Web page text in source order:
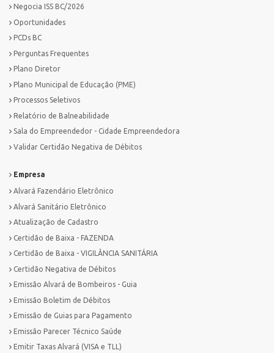
Negocia ISS BC/2026
Oportunidades
PCDs BC
Perguntas Frequentes
Plano Diretor
Plano Municipal de Educação (PME)
Processos Seletivos
Relatório de Balneabilidade
Sala do Empreendedor - Cidade Empreendedora
Validar Certidão Negativa de Débitos
Empresa
Alvará Fazendário Eletrônico
Alvará Sanitário Eletrônico
Atualização de Cadastro
Certidão de Baixa - FAZENDA
Certidão de Baixa - VIGILÂNCIA SANITÁRIA
Certidão Negativa de Débitos
Emissão Alvará de Bombeiros - Guia
Emissão Boletim de Débitos
Emissão de Guias para Pagamento
Emissão Parecer Técnico Saúde
Emitir Taxas Alvará (VISA e TLL)